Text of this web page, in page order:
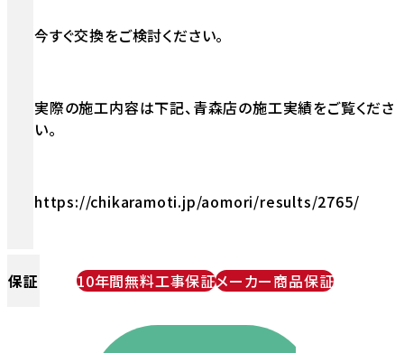
今すぐ交換をご検討ください。
実際の施工内容は下記、青森店の施工実績をご覧くださ
い。
https://chikaramoti.jp/aomori/results/2765/
保証 10年間無料工事保証メーカー商品保証